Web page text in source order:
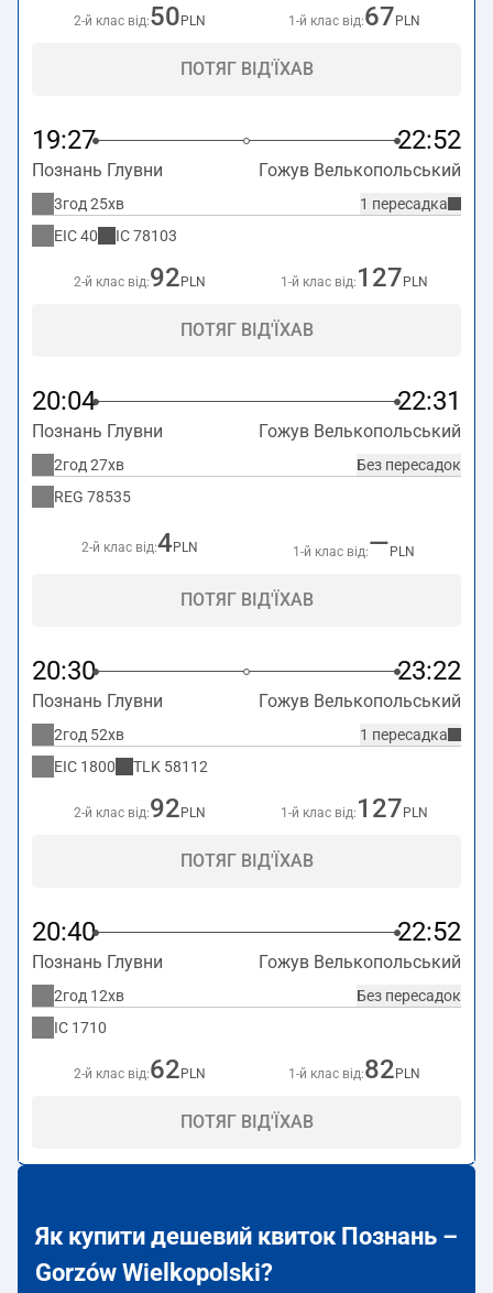
2-й клас від:50 PLN 1-й клас від:67 PLN
ПОТЯГ ВІД'ЇХАВ
19:27 22:52
Познань Глувни Гожув Велькопольський
1 пересадка
3год 25хв
EIC40 IC78103
2-й клас від:92 PLN 1-й клас від: 127 PLN
ПОТЯГ ВІД'ЇХАВ
20:04 22:31
Познань Глувни Гожув Велькопольський
Без пересадок
2год 27хв
REG 78535
2-й клас від:4 PLN 1-й клас від:— PLN
ПОТЯГ ВІД'ЇХАВ
20:30 23:22
Познань Глувни Гожув Велькопольський
1 пересадка
2год 52хв
EIC 1800 TLK 58112
2-й клас від:92 PLN 1-й клас від: 127 PLN
ПОТЯГ ВІД'ЇХАВ
20:40 22:52
Познань Глувни Гожув Велькопольський
Без пересадок
2год 12хв
IC 1710
2-й клас від:62 PLN 1-й клас від:82 PLN
ПОТЯГ ВІД'ЇХАВ
Як купити дешевий квиток Познань –
Gorzów Wielkopolski?